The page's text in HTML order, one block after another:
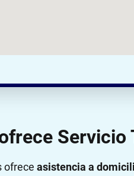
Servicio
ofrece asistencia a